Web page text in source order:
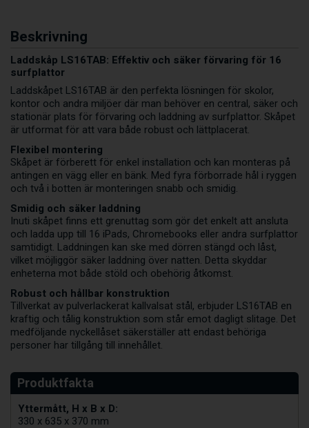
Beskrivning
Laddskåp LS16TAB: Effektiv och säker förvaring för 16
surfplattor
Laddskåpet LS16TAB är den perfekta lösningen för skolor,
kontor och andra miljöer där man behöver en central, säker och
stationär plats för förvaring och laddning av surfplattor. Skåpet
är utformat för att vara både robust och lättplacerat.
Flexibel montering
Skåpet är förberett för enkel installation och kan monteras på
antingen en vägg eller en bänk. Med fyra förborrade hål i ryggen
och två i botten är monteringen snabb och smidig.
Smidig och säker laddning
Inuti skåpet finns ett grenuttag som gör det enkelt att ansluta
och ladda upp till 16 iPads, Chromebooks eller andra surfplattor
samtidigt. Laddningen kan ske med dörren stängd och låst,
vilket möjliggör säker laddning över natten. Detta skyddar
enheterna mot både stöld och obehörig åtkomst.
Robust och hållbar konstruktion
Tillverkat av pulverlackerat kallvalsat stål, erbjuder LS16TAB en
kraftig och tålig konstruktion som står emot dagligt slitage. Det
medföljande nyckellåset säkerställer att endast behöriga
personer har tillgång till innehållet.
Yttermått, H x B x D:
330 x 635 x 370 mm